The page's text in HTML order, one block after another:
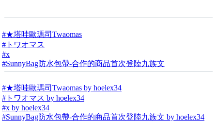
#★塔哇歐瑪司Twaomas
#トワオマス
#x
#SunnyBag防水包帶-合作的商品首次登陸九族文
#★塔哇歐瑪司Twaomas by hoelex34
#トワオマス by hoelex34
#x by hoelex34
#SunnyBag防水包帶-合作的商品首次登陸九族文 by hoelex34